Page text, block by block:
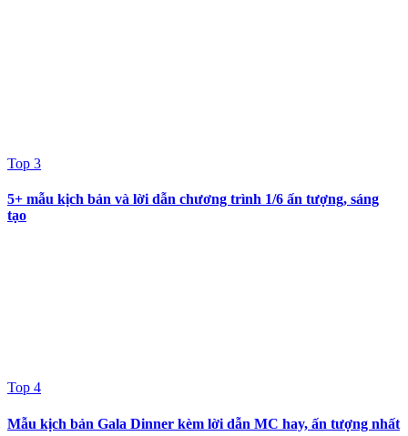
Top 3
5+ mẫu kịch bản và lời dẫn chương trình 1/6 ấn tượng, sáng
tạo
Top 4
Mẫu kịch bản Gala Dinner kèm lời dẫn MC hay, ấn tượng nhất